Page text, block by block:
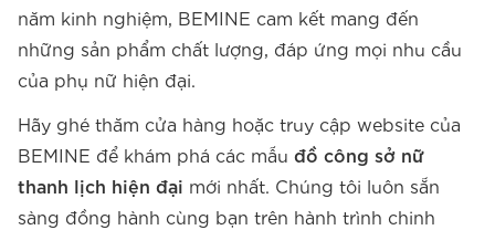
năm kinh nghiệm, BEMINE cam kết mang đến
những sản phẩm chất lượng, đáp ứng mọi nhu cầu
của phụ nữ hiện đại.
Hãy ghé thăm cửa hàng hoặc truy cập website của
BEMINE để khám phá các mẫu đồ công sở nữ
thanh lịch hiện đại mới nhất. Chúng tôi luôn sẵn
sàng đồng hành cùng bạn trên hành trình chinh